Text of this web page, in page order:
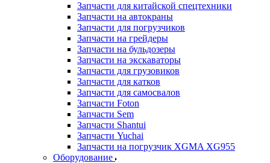
Запчасти для китайской спецтехники
Запчасти на автокраны
Запчасти для погрузчиков
Запчасти на грейдеры
Запчасти на бульдозеры
Запчасти на экскаваторы
Запчасти для грузовиков
Запчасти для катков
Запчасти для самосвалов
Запчасти Foton
Запчасти Sem
Запчасти Shantui
Запчасти Yuchai
Запчасти на погрузчик XGMA XG955
Оборудование